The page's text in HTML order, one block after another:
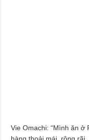
Vie Omachi: “Mình ăn ở